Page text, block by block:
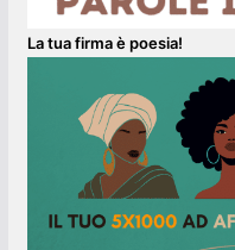
La tua firma è poesia!